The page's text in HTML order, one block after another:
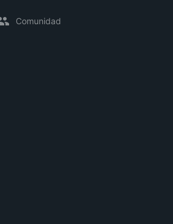
Comunidad